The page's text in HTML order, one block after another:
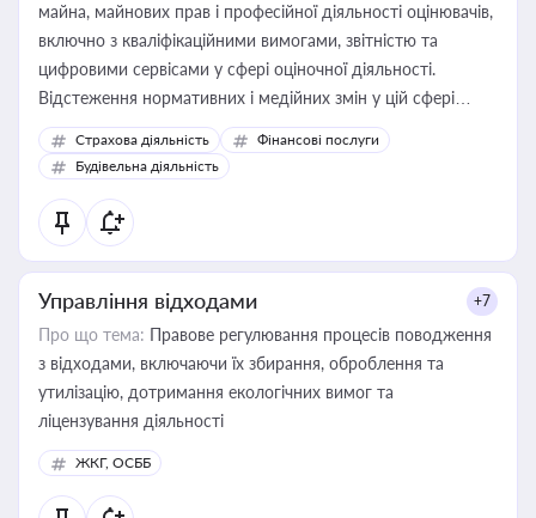
майна, майнових прав і професійної діяльності оцінювачів,
включно з кваліфікаційними вимогами, звітністю та
цифровими сервісами у сфері оціночної діяльності.
Відстеження нормативних і медійних змін у цій сфері
корисне для власника бізнесу, керівника, юриста або
бухгалтера під час оподаткування, приватизації, оренди
державного майна, корпоративних угод і перевірки
статусу суб'єктів оціночної діяльності
Страхова діяльність
Фінансові послуги
Будівельна діяльність
Управління відходами +7
Про що тема: Правове регулювання процесів поводження
з відходами, включаючи їх збирання, оброблення та
утилізацію, дотримання екологічних вимог та
ліцензування діяльності
ЖКГ, ОСББ